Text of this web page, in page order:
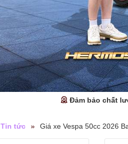
Đảm bảo chất
Tin tức » Giá xe Vespa 50cc 2026